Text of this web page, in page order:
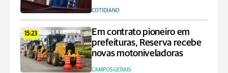
COTIDIANO
15:23
Em contrato pioneiro em
prefeituras, Reserva recebe
novas motoniveladoras
CAMPOS GERAIS